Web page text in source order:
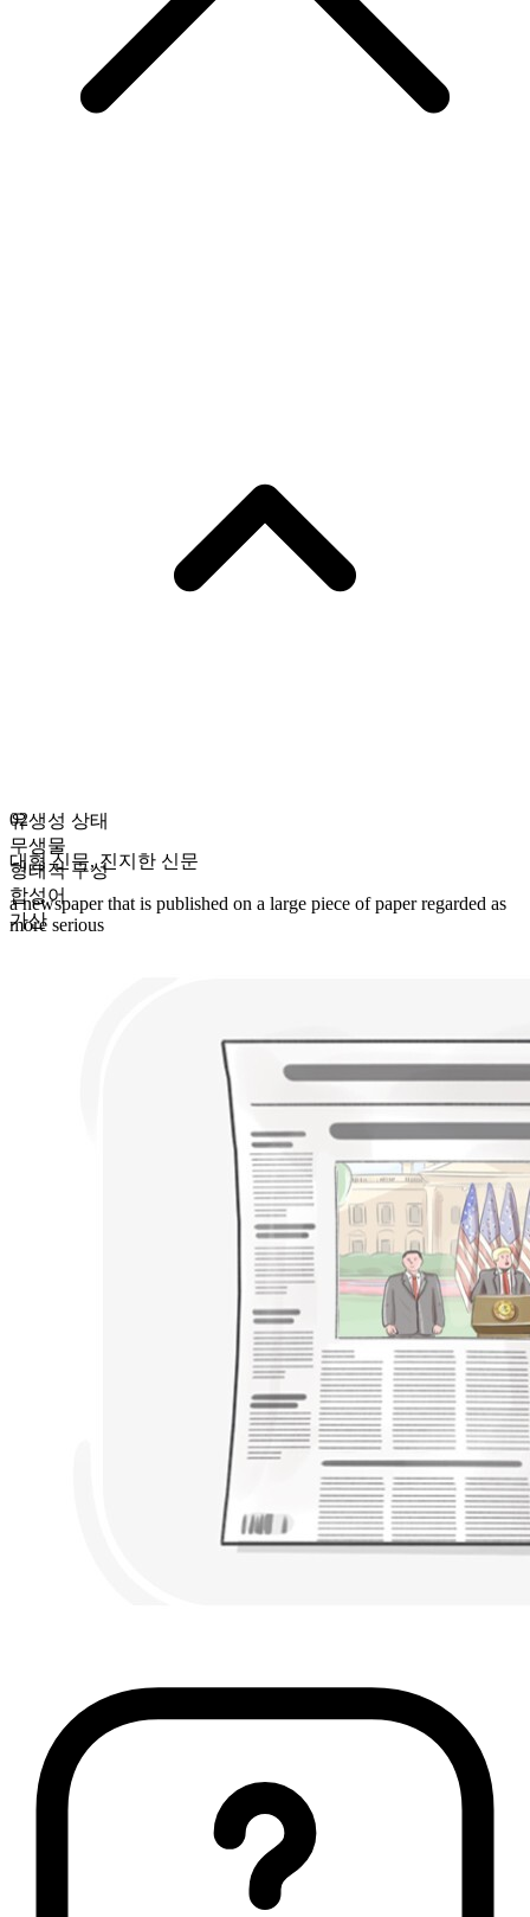
유생성 상태
무생물
형태적 구성
합성어
가산
02
대형 신문,진지한 신문
a newspaper that is published on a large piece of paper regarded as
more serious